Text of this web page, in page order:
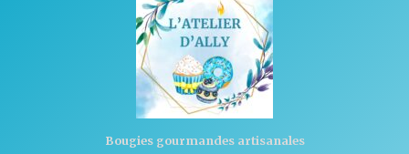
Bougies gourmandes artisanales